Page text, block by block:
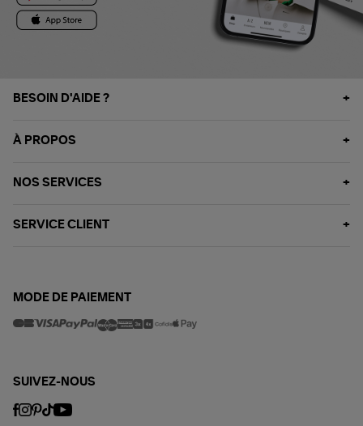
BESOIN D'AIDE ?
À PROPOS
NOS SERVICES
SERVICE CLIENT
MODE DE PAIEMENT
SUIVEZ-NOUS